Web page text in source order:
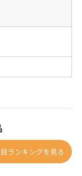
ランキングを見る